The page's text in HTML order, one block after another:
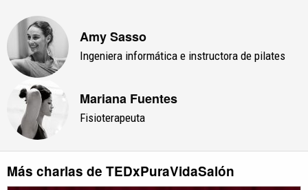
Amy Sasso
Ingeniera informática e instructora de pilates
Mariana Fuentes
Fisioterapeuta
Más charlas de TEDxPuraVidaSalón